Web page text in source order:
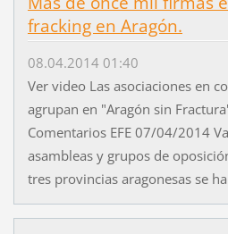
fracking en Aragón.
08.04.2014 01:40
Ver video Las asociaciones en
agrupan en "Aragón sin
Comentarios EFE 07/04/2014
asambleas y grupos de
tres provincias aragonesas se